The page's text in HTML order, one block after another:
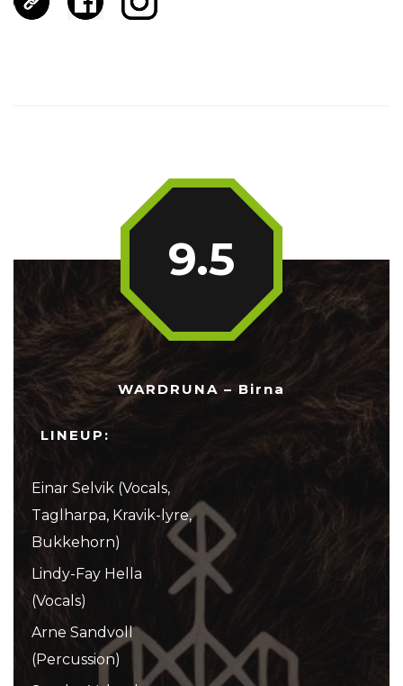
WARDRUNA – Birna
LINEUP:
Einar Selvik (Vocals,
Taglharpa, Kravik-lyre,
Bukkehorn)
Lindy-Fay Hella
(Vocals)
Arne Sandvoll
(Percussion)
9.5